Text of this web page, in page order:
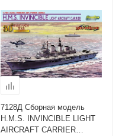
7128Д Сборная модель
H.M.S. INVINCIBLE LIGHT
AIRCRAFT CARRIER